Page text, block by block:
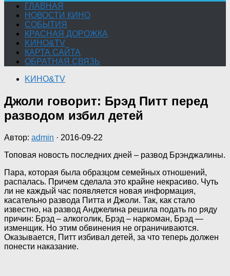
ГЛАВНАЯ
НОВОСТИ КИНО
СОБЫТИЯ
КРАСНАЯ ДОРОЖКА
KИНО&TV
КАРТА САЙТА
ОБРАТНАЯ СВЯЗЬ
KИНО&TV
Джоли говорит: Брэд Питт перед
разводом избил детей
Автор: admin · 2016-09-22
Топовая новость последних дней – развод Брэнджалины.
Пара, которая была образцом семейных отношений,
распалась. Причем сделала это крайне некрасиво. Чуть
ли не каждый час появляется новая информация,
касательно развода Питта и Джоли. Так, как стало
известно, на развод Анджелина решила подать по ряду
причин: Брэд – алкоголик, Брэд – наркоман, Брэд —
изменщик. Но этим обвинения не ограничиваются.
Оказывается, Питт избивал детей, за что теперь должен
понести наказание.